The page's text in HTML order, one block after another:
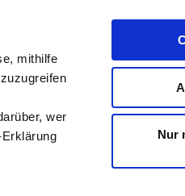
mithilfe
wer
Nur
-